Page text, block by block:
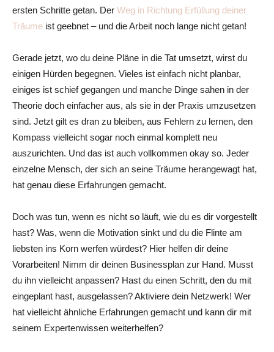
ersten Schritte getan. Der Weg in Richtung Erfüllung deiner
Träume ist geebnet – und die Arbeit noch lange nicht getan!
Gerade jetzt, wo du deine Pläne in die Tat umsetzt, wirst du
einigen Hürden begegnen. Vieles ist einfach nicht planbar,
einiges ist schief gegangen und manche Dinge sahen in der
Theorie doch einfacher aus, als sie in der Praxis umzusetzen
sind. Jetzt gilt es dran zu bleiben, aus Fehlern zu lernen, den
Kompass vielleicht sogar noch einmal komplett neu
auszurichten. Und das ist auch vollkommen okay so. Jeder
einzelne Mensch, der sich an seine Träume herangewagt hat,
hat genau diese Erfahrungen gemacht.
Doch was tun, wenn es nicht so läuft, wie du es dir vorgestellt
hast? Was, wenn die Motivation sinkt und du die Flinte am
liebsten ins Korn werfen würdest? Hier helfen dir deine
Vorarbeiten! Nimm dir deinen Businessplan zur Hand. Musst
du ihn vielleicht anpassen? Hast du einen Schritt, den du mit
eingeplant hast, ausgelassen? Aktiviere dein Netzwerk! Wer
hat vielleicht ähnliche Erfahrungen gemacht und kann dir mit
seinem Expertenwissen weiterhelfen?